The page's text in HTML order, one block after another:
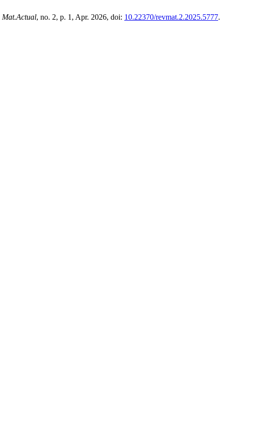
Mat.Actual, no. 2, p. 1, Apr. 2026, doi: 10.22370/revmat.2.2025.5777.